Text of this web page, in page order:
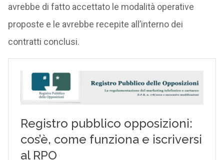
avrebbe di fatto accettato le modalità operative
proposte e le avrebbe recepite all’interno dei
contratti conclusi.